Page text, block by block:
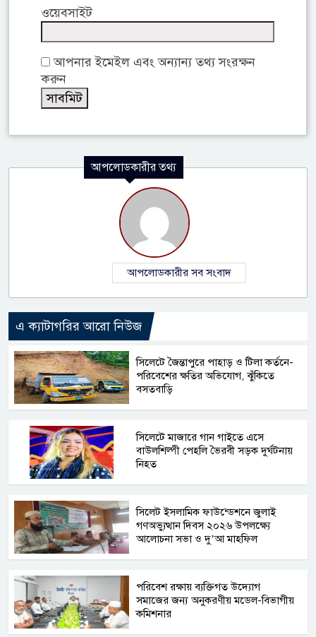
ওয়েবসাইট
আপনার ইমেইল এবং অন্যান্য তথ্য সংরক্ষন
করুন
আপলোডকারীর তথ্য
আপলোডকারীর সব সংবাদ
এ ক্যাটাগরির আরো নিউজ
সিলেটে জৈন্তাপুরে পাহাড় ও টিলা কর্তনে-
পরিবেশের ক্ষতির অভিযোগ, ঝুঁকিতে
বসতবাড়ি
সিলেটে মাজারে গান গাইতে এসে
বাউলশিল্পী পেহলি ভৈরবী সড়ক দুর্ঘটনায়
নিহত
সিলেট ইসলামিক ফাউন্ডেশনে জুলাই
গণঅভ্যুত্থান দিবস ২০২৬ উপলক্ষ্যে
আলোচনা সভা ও দু’আ মাহফিল
পরিবেশ রক্ষায় ব্যক্তিগত উদ্যোগ
সমাজের জন্য অনুকরণীয় মডেল-বিভাগীয়
কমিশনার